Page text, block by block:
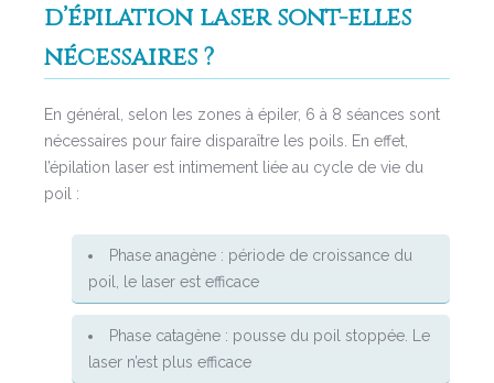
d’épilation laser sont-elles
nécessaires ?
En général, selon les zones à épiler, 6 à 8 séances sont
nécessaires pour faire disparaître les poils. En effet,
l’épilation laser est intimement liée au cycle de vie du
poil :
Phase anagène : période de croissance du
poil, le laser est efficace
Phase catagène : pousse du poil stoppée. Le
laser n’est plus efficace